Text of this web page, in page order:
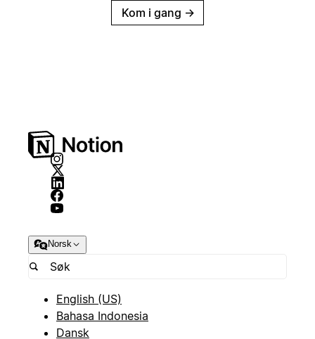
Kom i gang →
Norsk
English (US)
Bahasa Indonesia
Dansk